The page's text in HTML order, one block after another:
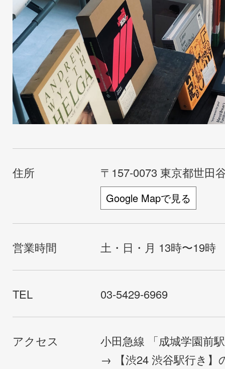
住所 〒157-0073 東京都世田
Google Mapで見る
営業時間 土・日・月 13時〜19時
TEL 03-5429-6969
アクセス
小田急線 「成城学園前
→ 【渋24 渋谷駅行き】